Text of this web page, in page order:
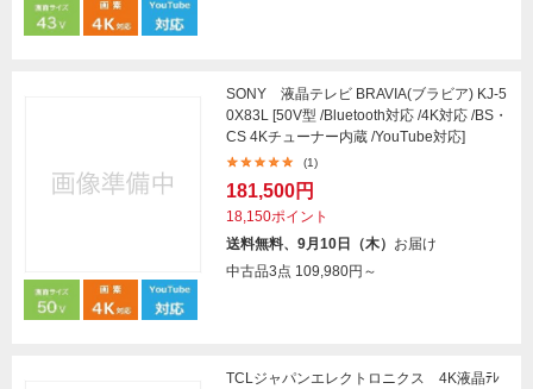
SONY 液晶テレビ BRAVIA(ブラビア) KJ-5
0X83L [50V型 /Bluetooth対応 /4K対応 /BS・
CS 4Kチューナー内蔵 /YouTube対応]
(1)
181,500円
18,150ポイント
送料無料、9月10日（木） お届け
中古品3点 109,980円～
TCLジャパンエレクトロニクス 4K液晶ﾃﾚ